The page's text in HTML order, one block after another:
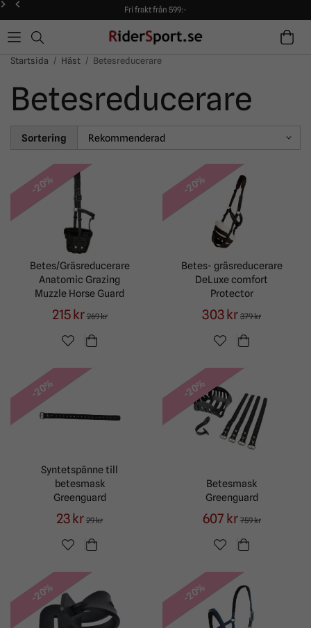
Fri frakt från 599:-
90 dagars öppet köp!
Alltid snabba leveranser!
Fri frakt från 599:-
90 dagars öppet köp!
Startsida / Häst / Betesreducerare
Betesreducerare
Sortering
-20%
Betes/Gräsreducerare
Anatomic Grazing
Muzzle Horse Guard
215 kr 269 kr
-20%
Betes- gräsreducerare
DeLuxe comfort
Protector
303 kr 379 kr
-20%
Syntetspänne till
betesmask
Greenguard
23 kr 29 kr
-20%
Betesmask
Greenguard
607 kr 759 kr
-20% -20%